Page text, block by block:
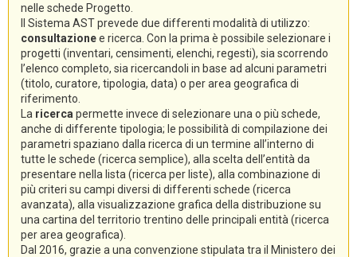
nelle schede Progetto.
Il Sistema AST prevede due differenti modalità di utilizzo:
consultazionee ricerca. Con la prima è possibile selezionare i
progetti (inventari, censimenti, elenchi, regesti), sia scorrendo
l’elenco completo, sia ricercandoli in base ad alcuni parametri
(titolo, curatore, tipologia, data) o per area geografica di
riferimento.
La ricerca permette invece di selezionare una o più schede,
anche di differente tipologia; le possibilità di compilazione dei
parametri spaziano dalla ricerca di un termine all’interno di
tutte le schede (ricerca semplice), alla scelta dell’entità da
presentare nella lista (ricerca per liste), alla combinazione di
più criteri su campi diversi di differenti schede (ricerca
avanzata), alla visualizzazione grafica della distribuzione su
una cartina del territorio trentino delle principali entità (ricerca
per area geografica).
Dal 2016, grazie a una convenzione stipulata tra il Ministero dei